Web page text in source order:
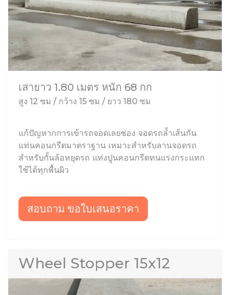
เสายาว 1.80 เมตร หนัก 68 กก
สูง 12 ซม / กว้าง 15 ซม / ยาว 180 ซม
แก้ปัญหากการเข้ารถจอดเลยช่อง จอดรถล้ำเส้นกัน
แท่นคอนกรีตมาตราฐาน เหมาะสำหรับลานจอดรถ
สำหรับกั้นล้อหยุดรถ แท่งปูนคอนกรีตทนแรงกระแทก
ใช้ได้ทุกพื้นผิว
สอบถาม ขอใบเสนอราคา
Wheel Stopper 15x12